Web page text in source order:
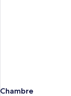
Chambre